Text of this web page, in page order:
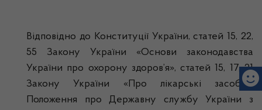
Відповідно до Конституції України, статей 15, 22,
55 Закону України «Основи законодавства
України про охорону здоров’я», статей 15, 17, 21
Закону України «Про лікарські засоби»,
Положення про Державну службу України з